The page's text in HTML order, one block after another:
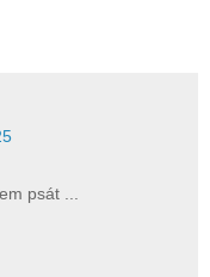
psát ...